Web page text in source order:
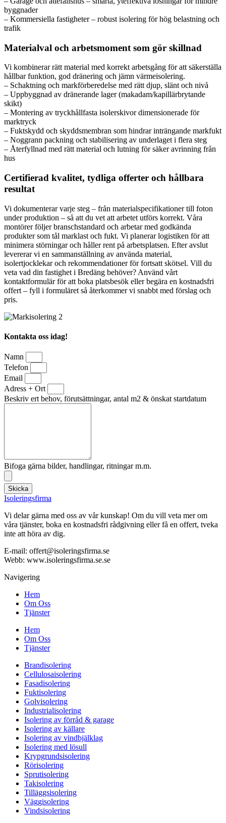
byggnader
– Kommersiella fastigheter – robust isolering för hög belastning och
trafik
Materialval och arbetsmoment som gör skillnad
Vi kombinerar rätt material med korrekt arbetsgång för att säkerställa
hållbar funktion, god dränering och jämn värmeisolering.
– Schaktning och markförberedelse med rätt djup, slänt och nivå
– Uppbyggnad av dränerande lager (makadam/kapillärbrytande
skikt)
– Montering av tryckhållfasta isolerskivor dimensionerade för
marktryck
– Fuktskydd och skyddsmembran som hindrar inträngande markfukt
– Noggrann packning och stabilisering av underlaget i flera steg
– Återfyllnad med rätt material och lutning för säker avrinning från
hus
Certifierad kvalitet, tydliga offerter och hållbara
resultat
Vi dokumenterar varje steg – från materialspecifikationer till foton
under produktion – så att du vet att arbetet utförs korrekt. Våra
montörer följer branschstandard och arbetar med godkända
produkter som tål marklast och fukt. Vi planerar logistiken för att
minimera störningar och håller rent på arbetsplatsen. Efter avslut
levererar vi en sammanställning av använda material,
isolertjocklekar och rekommendationer för fortsatt skötsel. Vill du
veta vad din fastighet i Bredäng behöver? Använd vårt
kontaktformulär för att boka platsbesök eller begära en kostnadsfri
offert – fyll i formuläret så återkommer vi snabbt med förslag och
pris.
Kontakta oss idag!
Namn
Telefon
Email
Adress + Ort
Beskriv ert behov, förutsättningar, antal m2 & önskat startdatum
Bifoga gärna bilder, handlingar, ritningar m.m.
Skicka
Isoleringsfirma
Vi delar gärna med oss av vår kunskap! Om du vill veta mer om
våra tjänster, boka en kostnadsfri rådgivning eller få en offert, tveka
inte att höra av dig.
E-mail: offert@isoleringsfirma.se
Webb: www.isoleringsfirma.se.se
Navigering
Hem
Om Oss
Tjänster
Hem
Om Oss
Tjänster
Brandisolering
Cellulosaisolering
Fasadisolering
Fuktisolering
Golvisolering
Industrialisolering
Isolering av förråd & garage
Isolering av källare
Isolering av vindbjälklag
Isolering med lösull
Krypgrundsisolering
Rörisolering
Sprutisolering
Takisolering
Tilläggsisolering
Väggisolering
Vindsisolering